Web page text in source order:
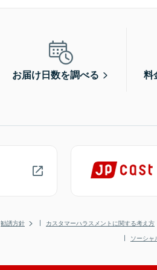
お届け日数を調べる 料
勧誘方針 カスタマーハラスメントに関する考え方
ソーシャ